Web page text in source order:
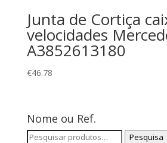
Junta de Cortiça
velocidades
A3852613180
€46.78
Nome ou Ref.
Pesquisar
Pesquisa